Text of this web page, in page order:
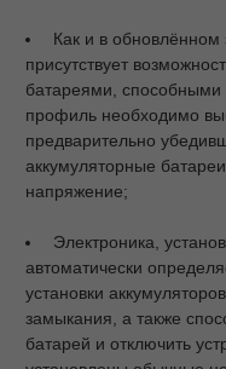
Как и в обновлённом
присутствует
батареями,
профиль необходимо
предварительно
аккумуляторные
напряжение;
Электроника,
автоматически
установки
замыкания, а также
батарей и отключить